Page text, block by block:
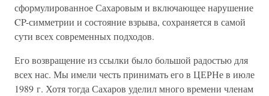
сформулированное Сахаровым и включающее нарушение
CP-симметрии и состояние взрыва, сохраняется в самой
сути всех современных подходов.
Его возвращение из ссылки было большой радостью для
всех нас. Мы имели честь принимать его в ЦЕРНе в июле
1989 г. Хотя тогда Сахаров уделил много времени членам